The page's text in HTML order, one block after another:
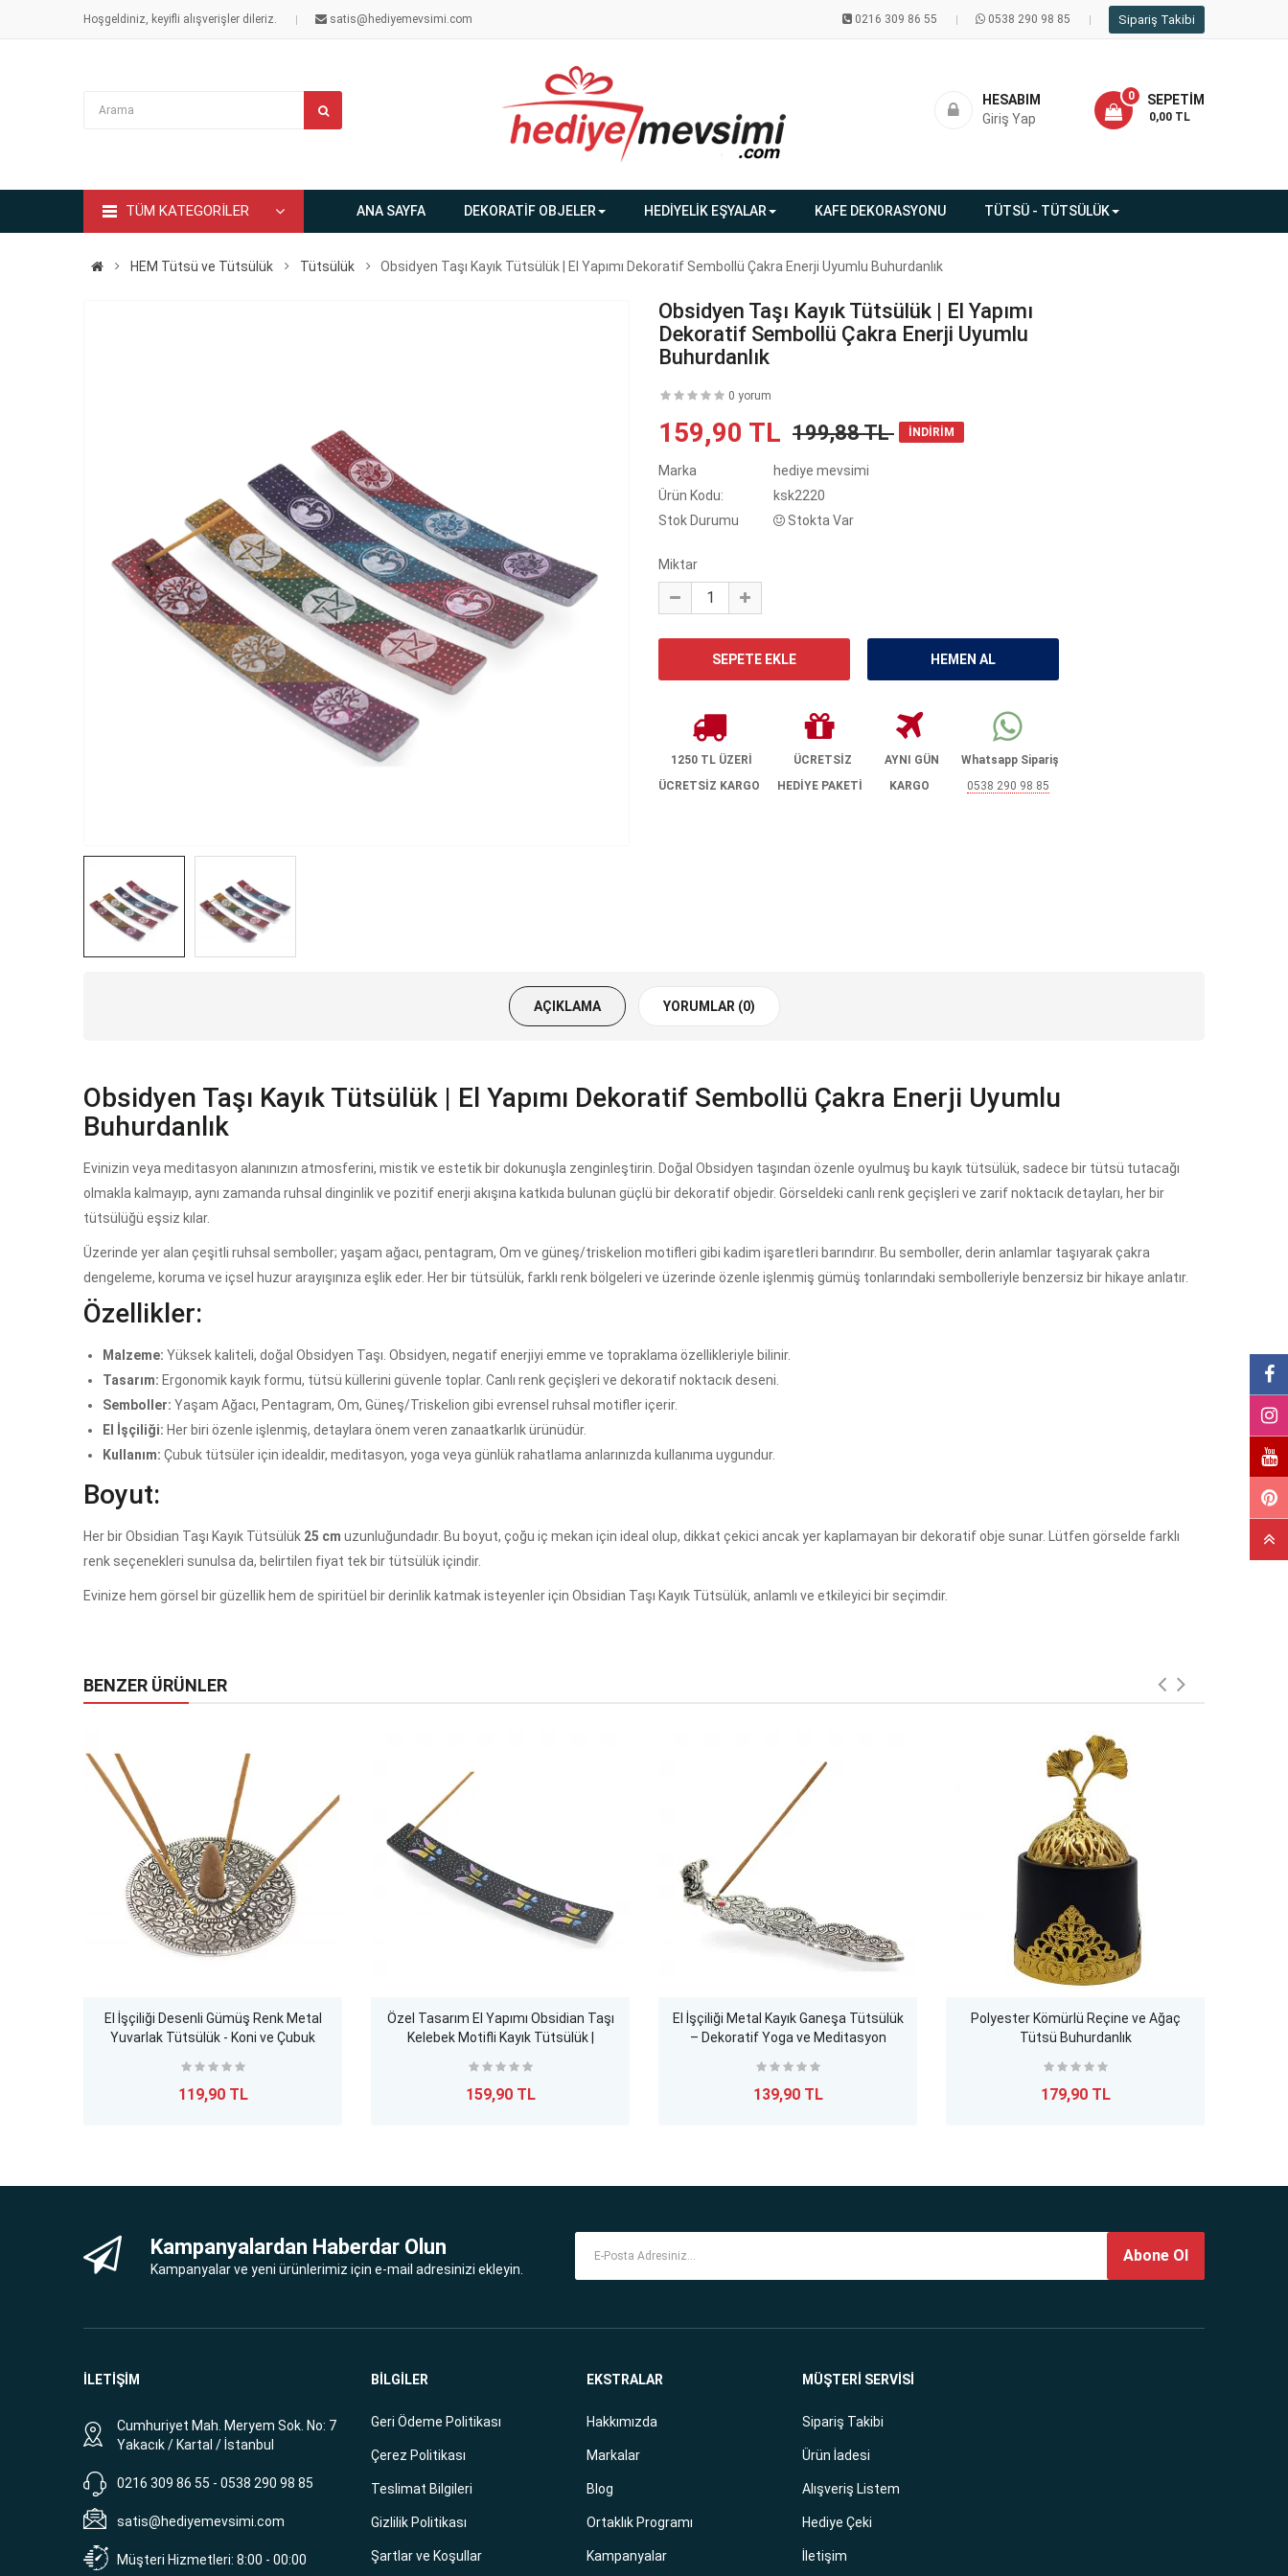
Hoşgeldiniz, keyifli alışverişler dileriz. satis@hediyemevsimi.com 0216 309 86 55 0538 290 98 85 Sipariş Takibi
SEPETIM
0
- 0,00 TL
HESABIM
Giriş Yap
TÜM KATEGORİLER ANA SAYFA DEKORATİF OBJELER HEDİYELİK EŞYALAR KAFE DEKORASYONU TÜTSÜ - TÜTSÜLÜK
HEM Tütsü ve Tütsülük Tütsülük Obsidyen Taşı Kayık Tütsülük | El Yapımı Dekoratif Sembollü Çakra Enerji Uyumlu Buhurdanlık
Obsidyen Taşı Kayık Tütsülük | El Yapımı
Dekoratif Sembollü Çakra Enerji Uyumlu
Buhurdanlık
0 yorum
159,90 TL 199,88 TL İNDİRİM
Marka
hediye mevsimi
Ürün Kodu:
ksk2220
Stok Durumu
Stokta Var
Miktar
1250 TL ÜZERİ
ÜCRETSİZ KARGO
ÜCRETSİZ
HEDİYE PAKETİ
AYNI GÜN
KARGO
Whatsapp Sipariş
0538 290 98 85
AÇIKLAMA YORUMLAR (0)
Obsidyen Taşı Kayık Tütsülük | El Yapımı Dekoratif Sembollü Çakra Enerji Uyumlu
Buhurdanlık
Evinizin veya meditasyon alanınızın atmosferini, mistik ve estetik bir dokunuşla zenginleştirin. Doğal Obsidyen taşından özenle oyulmuş bu kayık tütsülük, sadece bir tütsü tutacağı
olmakla kalmayıp, aynı zamanda ruhsal dinginlik ve pozitif enerji akışına katkıda bulunan güçlü bir dekoratif objedir. Görseldeki canlı renk geçişleri ve zarif noktacık detayları, her bir
tütsülüğü eşsiz kılar.
Üzerinde yer alan çeşitli ruhsal semboller; yaşam ağacı, pentagram, Om ve güneş/triskelion motifleri gibi kadim işaretleri barındırır. Bu semboller, derin anlamlar taşıyarak çakra
dengeleme, koruma ve içsel huzur arayışınıza eşlik eder. Her bir tütsülük, farklı renk bölgeleri ve üzerinde özenle işlenmiş gümüş tonlarındaki sembolleriyle benzersiz bir hikaye anlatır.
Özellikler:
Malzeme: Yüksek kaliteli, doğal Obsidyen Taşı. Obsidyen, negatif enerjiyi emme ve topraklama özellikleriyle bilinir.
Tasarım: Ergonomik kayık formu, tütsü küllerini güvenle toplar. Canlı renk geçişleri ve dekoratif noktacık deseni.
Semboller: Yaşam Ağacı, Pentagram, Om, Güneş/Triskelion gibi evrensel ruhsal motifler içerir.
El İşçiliği: Her biri özenle işlenmiş, detaylara önem veren zanaatkarlık ürünüdür.
Kullanım: Çubuk tütsüler için idealdir, meditasyon, yoga veya günlük rahatlama anlarınızda kullanıma uygundur.
Boyut:
Her bir Obsidian Taşı Kayık Tütsülük 25 cm uzunluğundadır. Bu boyut, çoğu iç mekan için ideal olup, dikkat çekici ancak yer kaplamayan bir dekoratif obje sunar. Lütfen görselde farklı
renk seçenekleri sunulsa da, belirtilen fiyat tek bir tütsülük içindir.
Evinize hem görsel bir güzellik hem de spiritüel bir derinlik katmak isteyenler için Obsidian Taşı Kayık Tütsülük, anlamlı ve etkileyici bir seçimdir.
BENZER ÜRÜNLER
El İşçiliği Desenli Gümüş Renk Metal
Yuvarlak Tütsülük - Koni ve Çubuk
119,90 TL
Özel Tasarım El Yapımı Obsidian Taşı
Kelebek Motifli Kayık Tütsülük |
159,90 TL
El İşçiliği Metal Kayık Ganeşa Tütsülük
– Dekoratif Yoga ve Meditasyon
139,90 TL
Polyester Kömürlü Reçine ve Ağaç
Tütsü Buhurdanlık
179,90 TL
Kampanyalardan Haberdar Olun
Kampanyalar ve yeni ürünlerimiz için e-mail adresinizi ekleyin.
Abone Ol
İLETİŞİM
Cumhuriyet Mah. Meryem Sok. No: 7
Yakacık / Kartal / İstanbul
0216 309 86 55 - 0538 290 98 85
satis@hediyemevsimi.com
Müşteri Hizmetleri: 8:00 - 00:00
BİLGİLER
Geri Ödeme Politikası
Çerez Politikası
Teslimat Bilgileri
Gizlilik Politikası
Şartlar ve Koşullar
EKSTRALAR
Hakkımızda
Markalar
Blog
Ortaklık Programı
Kampanyalar
MÜŞTERİ SERVİSİ
Sipariş Takibi
Ürün İadesi
Alışveriş Listem
Hediye Çeki
İletişim